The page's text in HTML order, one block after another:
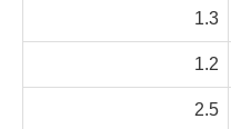
1.3
1.2
2.5